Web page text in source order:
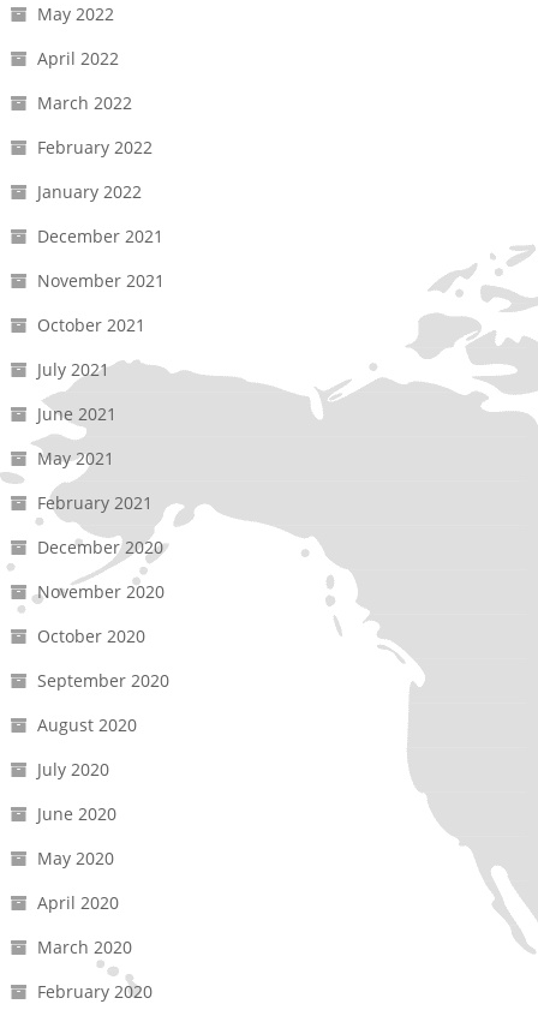
May 2022
April 2022
March 2022
February 2022
January 2022
December 2021
November 2021
October 2021
July 2021
June 2021
May 2021
February 2021
December 2020
November 2020
October 2020
September 2020
August 2020
July 2020
June 2020
May 2020
April 2020
March 2020
February 2020